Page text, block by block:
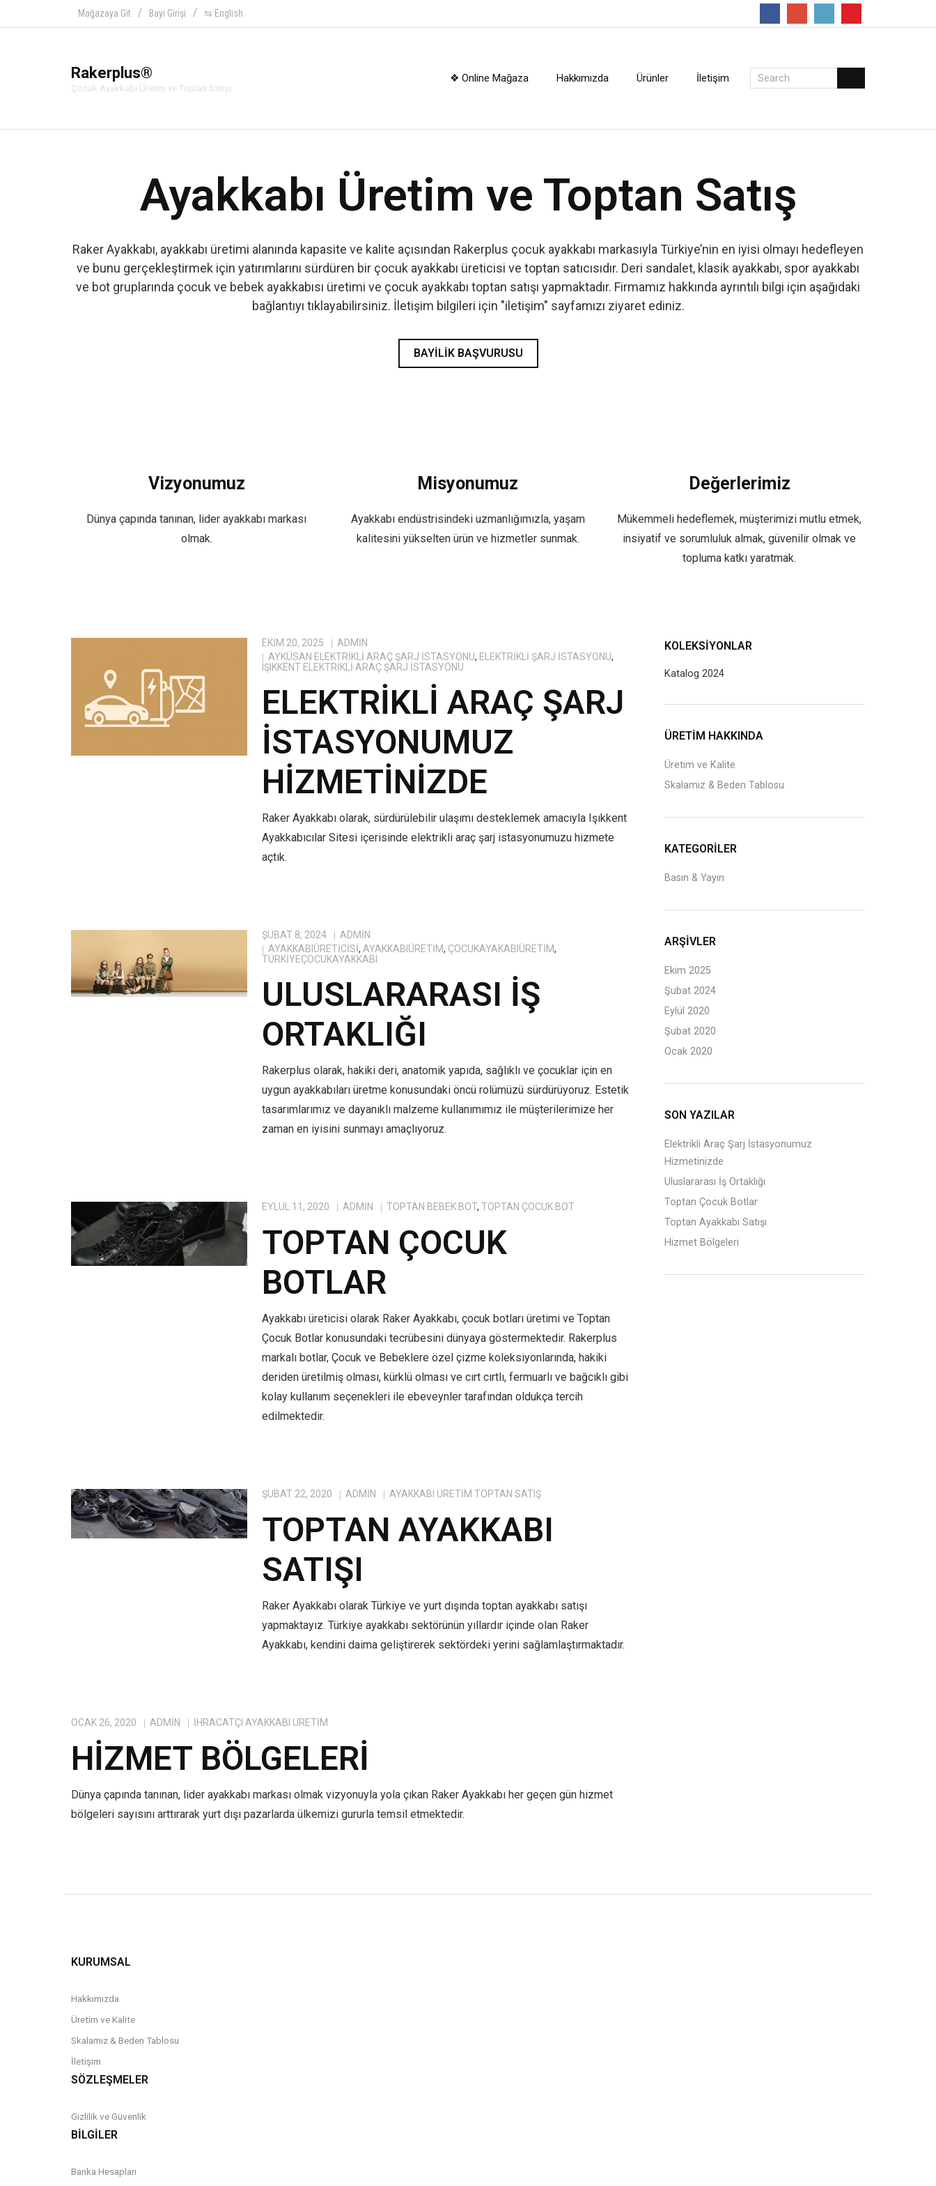
Mağazaya Git Bayi Girişi ⇆ English
Rakerplus®
Çocuk Ayakkabı Üretim ve Toptan Satışı
❖ Online Mağaza Hakkımızda Ürünler İletişim
Ayakkabı Üretim ve Toptan Satış
Raker Ayakkabı, ayakkabı üretimi alanında kapasite ve kalite açısından Rakerplus çocuk ayakkabı markasıyla Türkiye’nin en iyisi olmayı hedefleyen
ve bunu gerçekleştirmek için yatırımlarını sürdüren bir çocuk ayakkabı üreticisi ve toptan satıcısıdır. Deri sandalet, klasik ayakkabı, spor ayakkabı
ve bot gruplarında çocuk ve bebek ayakkabısı üretimi ve çocuk ayakkabı toptan satışı yapmaktadır. Firmamız hakkında ayrıntılı bilgi için aşağıdaki
bağlantıyı tıklayabilirsiniz. İletişim bilgileri için "iletişim" sayfamızı ziyaret ediniz.
BAYILIK BAŞVURUSU
Vizyonumuz
Dünya çapında tanınan, lider ayakkabı markası
olmak.
Misyonumuz
Ayakkabı endüstrisindeki uzmanlığımızla, yaşam
kalitesini yükselten ürün ve hizmetler sunmak.
Değerlerimiz
Mükemmeli hedeflemek, müşterimizi mutlu etmek,
insiyatif ve sorumluluk almak, güvenilir olmak ve
topluma katkı yaratmak.
EKIM 20, 2025
ADMIN
AYKÜSAN ELEKTRIKLI ARAÇ ŞARJ İSTASYONU, ELEKTRIKLI ŞARJ İSTASYONU,
IŞIKKENT ELEKTRIKLI ARAÇ ŞARJ İSTASYONU
ELEKTRIKLI ARAÇ ŞARJ
İSTASYONUMUZ
HIZMETINIZDE
Raker Ayakkabı olarak, sürdürülebilir ulaşımı desteklemek amacıyla Işıkkent
Ayakkabıcılar Sitesi içerisinde elektrikli araç şarj istasyonumuzu hizmete
açtık.
ŞUBAT 8, 2024
ADMIN
AYAKKABIÜRETICISI, AYAKKABIÜRETIM, ÇOCUKAYAKABIÜRETIM,
TÜRKIYEÇOCUKAYAKKABI
ULUSLARARASI İŞ
ORTAKLIĞI
Rakerplus olarak, hakiki deri, anatomik yapıda, sağlıklı ve çocuklar için en
uygun ayakkabıları üretme konusundaki öncü rolümüzü sürdürüyoruz. Estetik
tasarımlarımız ve dayanıklı malzeme kullanımımız ile müşterilerimize her
zaman en iyisini sunmayı amaçlıyoruz.
EYLÜL 11, 2020 ADMIN TOPTAN BEBEK BOT,TOPTAN ÇOCUK BOT
TOPTAN ÇOCUK
BOTLAR
Ayakkabı üreticisi olarak Raker Ayakkabı, çocuk botları üretimi ve Toptan
Çocuk Botlar konusundaki tecrübesini dünyaya göstermektedir. Rakerplus
markalı botlar, Çocuk ve Bebeklere özel çizme koleksiyonlarında, hakiki
deriden üretilmiş olması, kürklü olması ve cırt cırtlı, fermuarlı ve bağcıklı gibi
kolay kullanım seçenekleri ile ebeveynler tarafından oldukça tercih
edilmektedir.
ŞUBAT 22, 2020 ADMIN AYAKKABI ÜRETIM TOPTAN SATIŞ
TOPTAN AYAKKABI
SATIŞI
Raker Ayakkabı olarak Türkiye ve yurt dışında toptan ayakkabı satışı
yapmaktayız. Türkiye ayakkabı sektörünün yıllardır içinde olan Raker
Ayakkabı, kendini daima geliştirerek sektördeki yerini sağlamlaştırmaktadır.
OCAK 26, 2020 ADMIN IHRACATÇI AYAKKABI ÜRETIM
HIZMET BÖLGELERI
Dünya çapında tanınan, lider ayakkabı markası olmak vizyonuyla yola çıkan Raker Ayakkabı her geçen gün hizmet
bölgeleri sayısını arttırarak yurt dışı pazarlarda ülkemizi gururla temsil etmektedir.
KOLEKSIYONLAR
Katalog 2024
ÜRETİM HAKKINDA
Üretim ve Kalite
Skalamız & Beden Tablosu
KATEGORILER
Basın & Yayın
ARŞIVLER
Ekim 2025
Şubat 2024
Eylül 2020
Şubat 2020
Ocak 2020
SON YAZILAR
Elektrikli Araç Şarj İstasyonumuz
Hizmetinizde
Uluslararası İş Ortaklığı
Toptan Çocuk Botlar
Toptan Ayakkabı Satışı
Hizmet Bölgeleri
KURUMSAL
Hakkımızda
Üretim ve Kalite
Skalamız & Beden Tablosu
İletişim
SÖZLEŞMELER
Gizlilik ve Güvenlik
BİLGİLER
Banka Hesapları